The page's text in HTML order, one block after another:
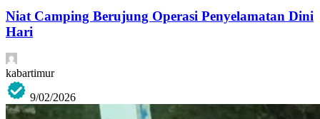
Niat Camping Berujung Operasi Penyelamatan Dini
Hari
kabartimur
9/02/2026